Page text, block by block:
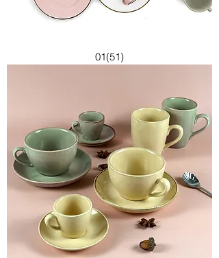
01(51)